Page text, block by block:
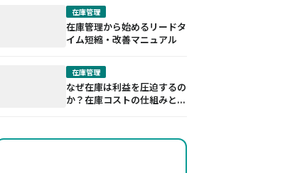
在庫管理
在庫管理から始めるリードタ
イム短縮・改善マニュアル
在庫管理
なぜ在庫は利益を圧迫するの
か？在庫コストの仕組みと...